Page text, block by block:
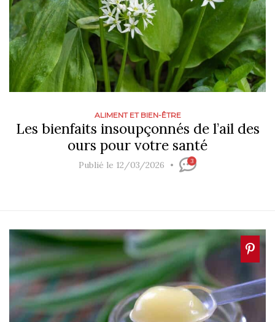
ALIMENT ET BIEN-ÊTRE
Les bienfaits insoupçonnés de l’ail des
ours pour votre santé
Publié le 12/03/2026 3